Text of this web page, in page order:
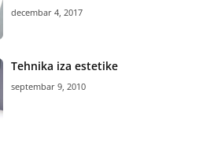
decembar 4, 2017
Tehnika iza estetike
septembar 9, 2010